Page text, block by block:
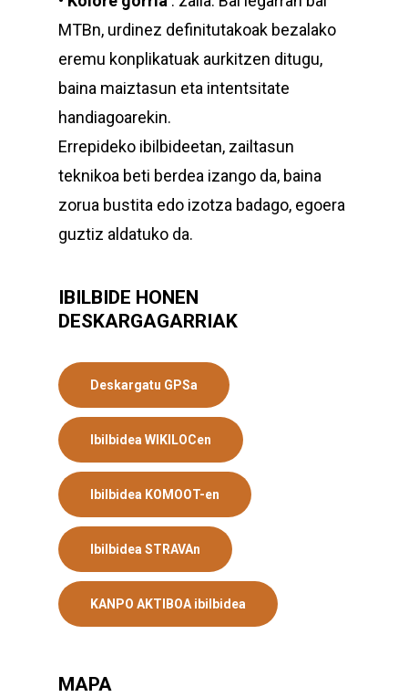
MTBn, urdinez definitutakoak bezalako
eremu konplikatuak aurkitzen ditugu,
baina maiztasun eta intentsitate
handiagoarekin.
Errepideko ibilbideetan, zailtasun
teknikoa beti berdea izango da, baina
zorua bustita edo izotza badago, egoera
guztiz aldatuko da.
IBILBIDE HONEN
DESKARGAGARRIAK
Deskargatu GPSa
Ibilbidea WIKILOCen
Ibilbidea KOMOOT-en
Ibilbidea STRAVAn
KANPO AKTIBOA ibilbidea
MAPA